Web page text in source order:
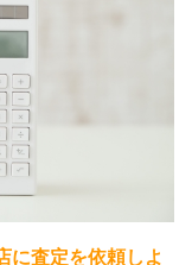
に査定を依頼しよ